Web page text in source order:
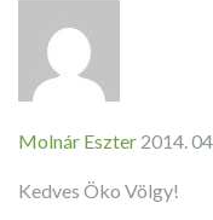
Molnár Eszter 2014.
Kedves Öko Völgy!